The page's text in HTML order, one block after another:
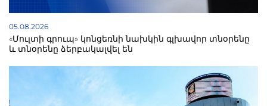
05.08.2026
«Մուլտի գրուպ» կոնցեռնի նախկին գլխավոր տնօրենը
և տնօրենը ձերբակալվել են